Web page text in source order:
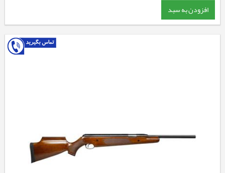
افزودن به سبد